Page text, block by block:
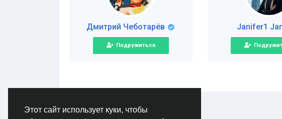
Этот сайт использует куки, чтобы
Дмитрий Чеботарёв
Подружиться
Janifer1